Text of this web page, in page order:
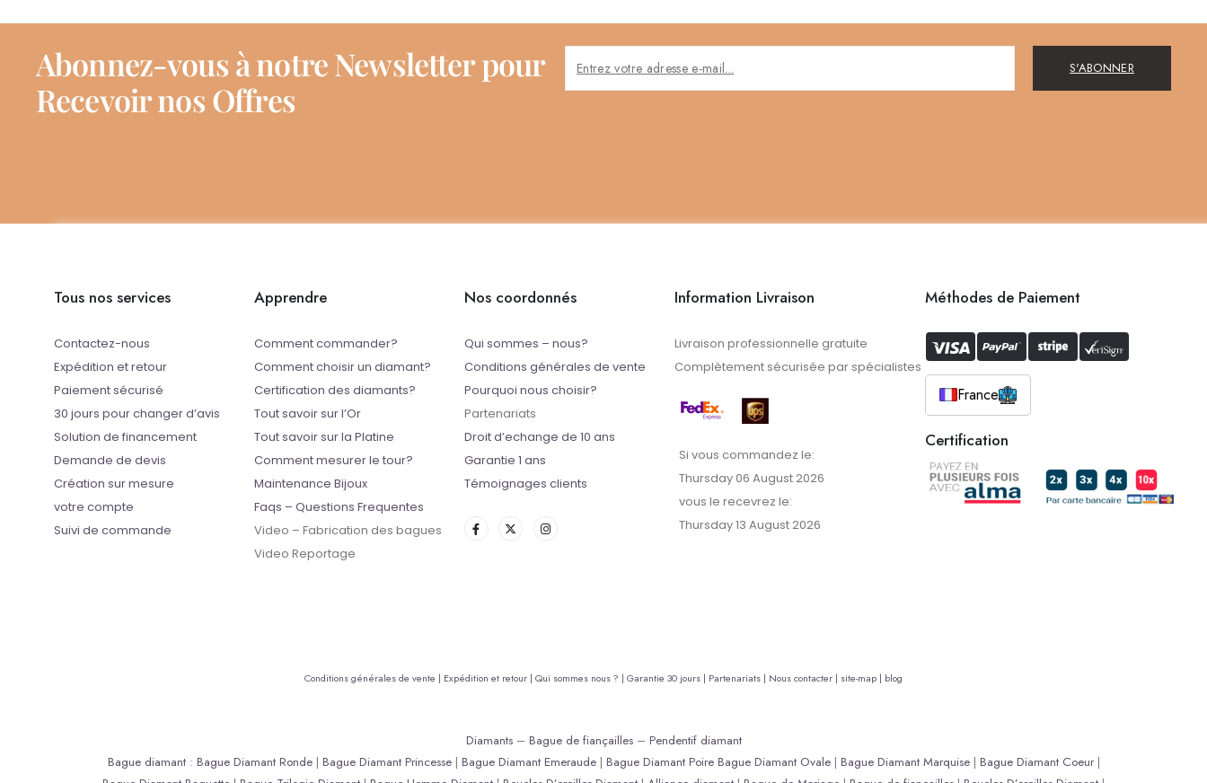
Abonnez-vous à notre Newsletter pour
Recevoir nos Offres
S'ABONNER
Tous nos services
Contactez-nous
Expédition et retour
Paiement sécurisé
30 jours pour changer d’avis
Solution de financement
Demande de devis
Création sur mesure
votre compte
Suivi de commande
Apprendre
Comment commander?
Comment choisir un diamant?
Certification des diamants?
Tout savoir sur l’Or
Tout savoir sur la Platine
Comment mesurer le tour?
Maintenance Bijoux
Faqs – Questions Frequentes
Video – Fabrication des bagues
Video Reportage
Nos coordonnés
Qui sommes – nous?
Conditions générales de vente
Pourquoi nous choisir?
Partenariats
Droit d’echange de 10 ans
Garantie 1 ans
Témoignages clients
Information Livraison
Livraison professionnelle gratuite
Complètement sécurisée par spécialistes
Si vous commandez le:
Thursday 06 August 2026
vous le recevrez le:
Thursday 13 August 2026
Méthodes de Paiement
France
Certification
Conditions générales de vente | Expédition et retour | Qui sommes nous ? | Garantie 30 jours | Partenariats | Nous contacter | site-map | blog
Diamants– Bague de fiançailles– Pendentif diamant
Bague diamant: Bague Diamant Ronde| Bague Diamant Princesse| Bague Diamant Emeraude| Bague Diamant Poire Bague Diamant Ovale| Bague Diamant Marquise| Bague Diamant Coeur|